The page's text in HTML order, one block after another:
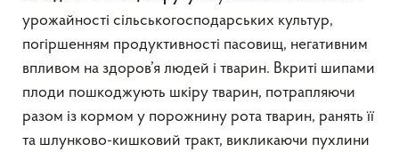
урожайності сільськогосподарських культур,
погіршенням продуктивності пасовищ, негативним
впливом на здоров’я людей і тварин. Вкриті шипами
плоди пошкоджують шкіру тварин, потрапляючи
разом із кормом у порожнину рота тварин, ранять її
та шлунково-кишковий тракт, викликаючи пухлини